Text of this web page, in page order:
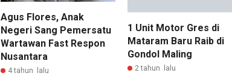
Agus Flores, Anak
Negeri Sang Pemersatu
Wartawan Fast Respon
Nusantara
4 tahun lalu